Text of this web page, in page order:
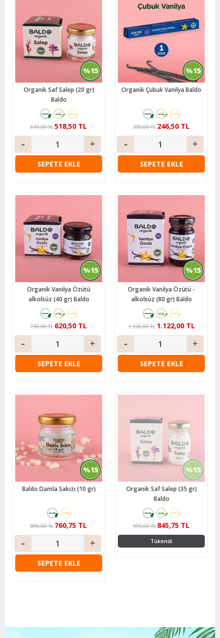
%15
Organik Saf Salep (20 gr)
Baldo
518,50 TL
610,00 TL
SEPETE EKLE
%15
Organik Çubuk Vanilya Baldo
246,50 TL
290,00 TL
SEPETE EKLE
%15
Organik Vanilya Özütü
alkolsüz (40 gr) Baldo
620,50 TL
730,00 TL
SEPETE EKLE
%15
Organik Vanilya Özütü -
alkolsüz (80 gr) Baldo
1.122,00 TL
1.320,00 TL
SEPETE EKLE
%15
Baldo Damla Sakızı (10 gr)
760,75 TL
895,00 TL
SEPETE EKLE
%15
Organik Saf Salep (35 gr)
Baldo
845,75 TL
995,00 TL
Tükendi